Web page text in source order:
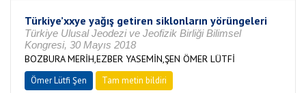
Türkiye’xxye yağış getiren siklonların yörüngeleri
Türkiye Ulusal Jeodezi ve Jeofizik Birliği Bilimsel
Kongresi, 30 Mayıs 2018
BOZBURA MERİH,EZBER YASEMİN,ŞEN ÖMER LÜTFİ
Ömer Lütfi Şen Tam metin bildiri